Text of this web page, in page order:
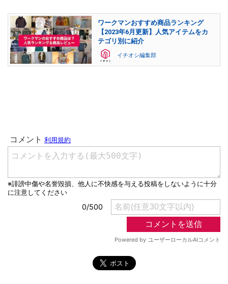
ワークマンおすすめ商品ランキング
【2023年6月更新】人気アイテムをカ
テゴリ別に紹介
イチオシ編集部